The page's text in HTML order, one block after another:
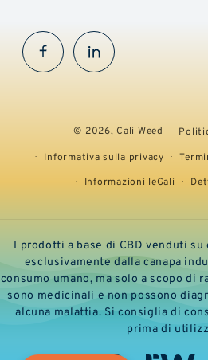
FacebookInstaGram
© 2026,Cali Weed
Informativa sulla privacy
Informazioni leGali
I prodotti a base di CBD venduti
esclusivamente dalla canapa
consumo umano, ma solo a scopo di
sono medicinali e non possono
alcuna malattia. Si consiglia di
prima di